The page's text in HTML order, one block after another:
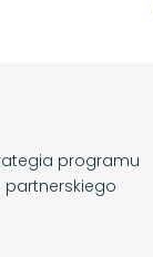
programu
partnerskiego